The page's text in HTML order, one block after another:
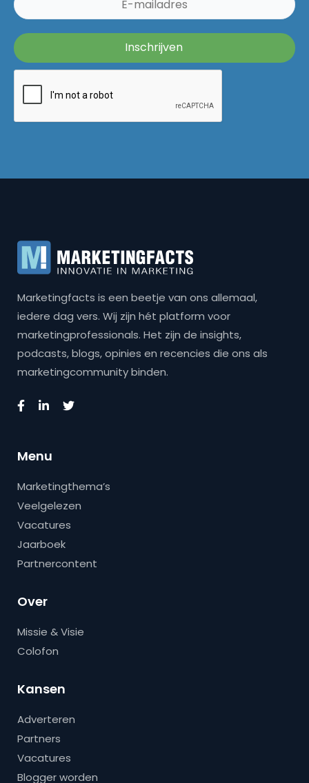
Marketingfacts is een beetje van ons allemaal,
iedere dag vers. Wij zijn hét platform voor
marketingprofessionals. Het zijn de insights,
podcasts, blogs, opinies en recencies die ons als
marketingcommunity binden.
Menu
Marketingthema’s
Veelgelezen
Vacatures
Jaarboek
Partnercontent
Over
Missie & Visie
Colofon
Kansen
Adverteren
Partners
Vacatures
Blogger worden